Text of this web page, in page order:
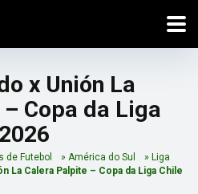
x Unión La
Copa da Liga
de Futebol » América do Sul » Liga
La Calera Palpite – Copa da Liga Chile